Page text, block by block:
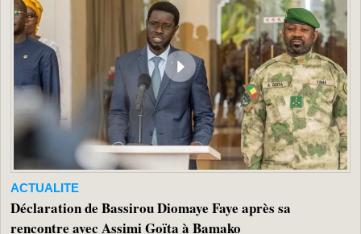
ACTUALITE
Déclaration de Bassirou Diomaye Faye après sa
rencontre avec Assimi Goïta à Bamako